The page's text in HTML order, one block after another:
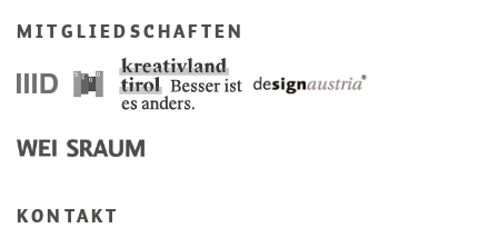
MITGLIEDSCHAFTEN
KONTAKT